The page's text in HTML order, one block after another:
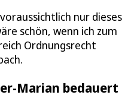
nur dieses
schön, wenn ich zum
Ordnungsrecht
Marian bedauert